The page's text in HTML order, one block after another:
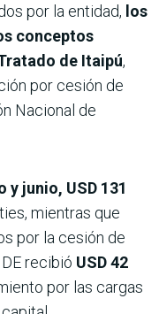
por la entidad, los
conceptos
de Itaipú,
por cesión de
Nacional de
junio, USD 131
mientras que
por la cesión de
recibió USD 42
por las cargas